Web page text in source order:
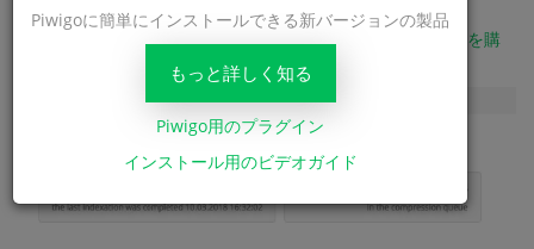
今あなたのサイトに画像の数があるとき -必要なパッケージを購
し、サイト設定で圧縮を開始します。
Piwigoに簡単にインストールできる新バージョンの製品
もっと詳しく知る
Piwigo用のプラグイン
インストール用のビデオガイド